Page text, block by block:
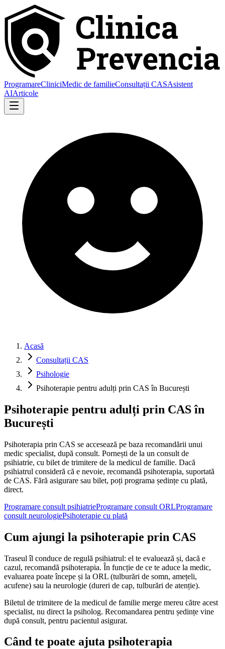
ProgramareCliniciMedic de familieConsultații CASAsistent
AIArticole
Acasă
Consultații CAS
Psihologie
Psihoterapie pentru adulți prin CAS în București
Psihoterapie pentru adulți prin CAS în
București
Psihoterapia prin CAS se accesează pe baza recomandării unui
medic specialist, după consult. Pornești de la un consult de
psihiatrie, cu bilet de trimitere de la medicul de familie. Dacă
psihiatrul consideră că e nevoie, recomandă psihoterapia, suportată
de CAS. Fără asigurare sau bilet, poți programa ședințe cu plată,
direct.
Programare consult psihiatrieProgramare consult ORLProgramare
consult neurologiePsihoterapie cu plată
Cum ajungi la psihoterapie prin CAS
Traseul îl conduce de regulă psihiatrul: el te evaluează și, dacă e
cazul, recomandă psihoterapia. În funcție de ce te aduce la medic,
evaluarea poate începe și la ORL (tulburări de somn, amețeli,
acufene) sau la neurologie (dureri de cap, tulburări de atenție).
Biletul de trimitere de la medicul de familie merge mereu către acest
specialist, nu direct la psiholog. Recomandarea pentru ședințe vine
după consult, pentru pacientul asigurat.
Când te poate ajuta psihoterapia